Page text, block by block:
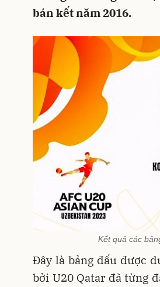
bán kết năm 2016.
Kết quả các
Đây là bảng đấu được
bởi U20 Qatar đã từng